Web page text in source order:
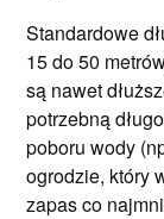
Standardowe
15 do 50
są nawet
potrzebną
poboru wody
ogrodzie, który
zapas co